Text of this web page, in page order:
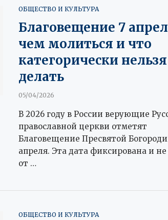
ОБЩЕСТВО И КУЛЬТУРА
Благовещение 7
чем молиться и что
категорически нельзя
делать
05/04/2026
В 2026 году в России верующие
православной церкви отметят
Благовещение Пресвятой
апреля. Эта дата фиксирована и не
от …
ОБЩЕСТВО И КУЛЬТУРА